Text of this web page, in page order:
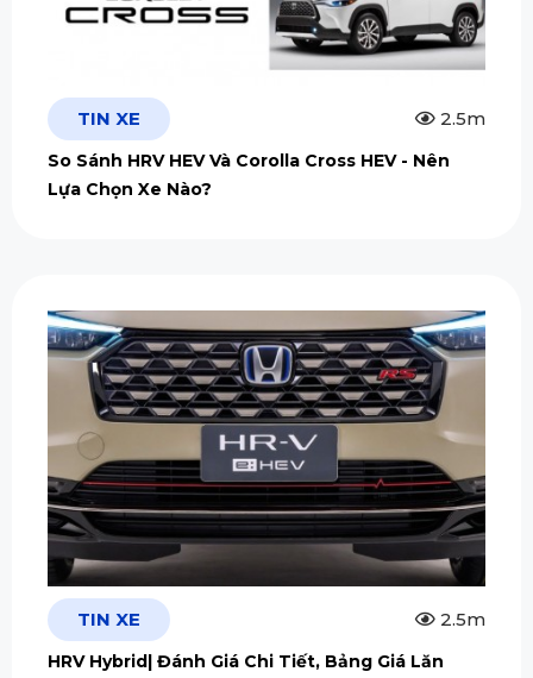
TIN XE 2.5m
So Sánh HRV HEV Và Corolla Cross HEV - Nên
Lựa Chọn Xe Nào?
TIN XE 2.5m
HRV Hybrid| Đánh Giá Chi Tiết, Bảng Giá Lăn